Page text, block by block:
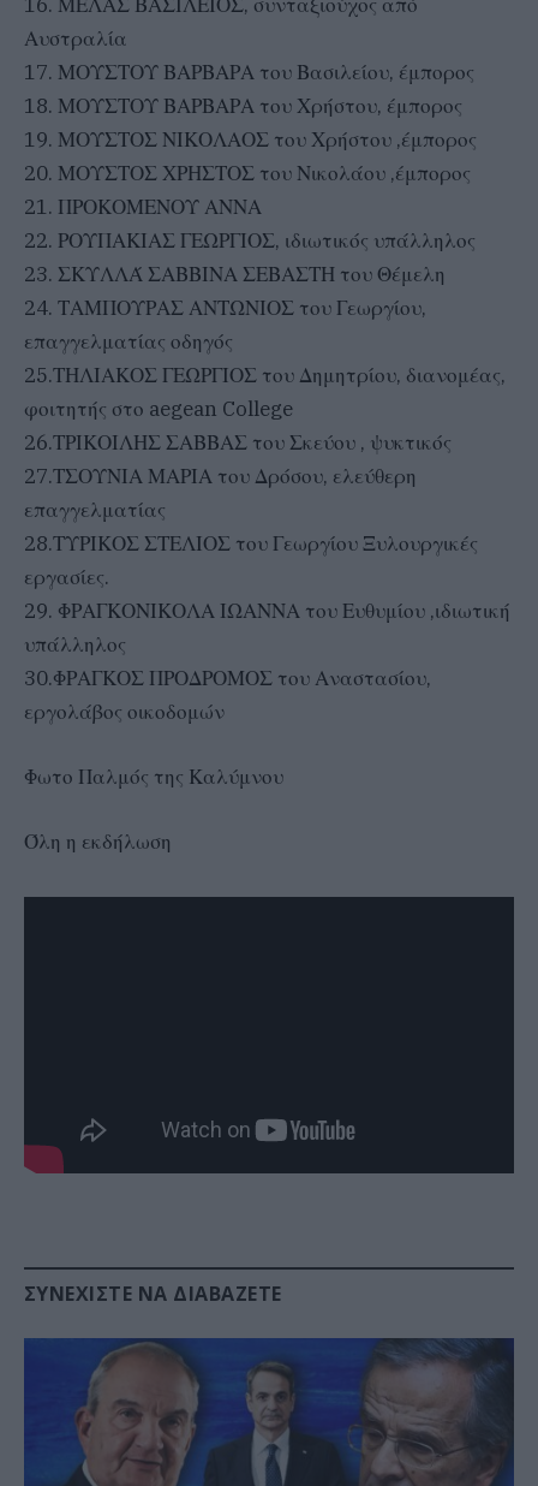
Αυστραλία
17. ΜΟΥΣΤΟΥ ΒΑΡΒΑΡΑ του Βασιλείου, έμπορος
18. ΜΟΥΣΤΟΥ ΒΑΡΒΑΡΑ του Χρήστου, έμπορος
19. ΜΟΥΣΤΟΣ ΝΙΚΟΛΑΟΣ του Χρήστου ,έμπορος
20. ΜΟΥΣΤΟΣ ΧΡΗΣΤΟΣ του Νικολάου ,έμπορος
21. ΠΡΟΚΟΜΕΝΟΥ ΑΝΝΑ
22. ΡΟΥΠΑΚΙΑΣ ΓΕΩΡΓΙΟΣ, ιδιωτικός υπάλληλος
23. ΣΚΥΛΛΆ ΣΑΒΒΙΝΑ ΣΕΒΑΣΤΗ του Θέμελη
24. ΤΑΜΠΟΥΡΑΣ ΑΝΤΩΝΙΟΣ του Γεωργίου,
επαγγελματίας οδηγός
25.ΤΗΛΙΑΚΟΣ ΓΕΩΡΓΙΟΣ του Δημητρίου, διανομέας,
φοιτητής στο aegean College
26.ΤΡΙΚΟΙΛΗΣ ΣΑΒΒΑΣ του Σκεύου , ψυκτικός
27.ΤΣΟΥΝΙΑ ΜΑΡΙΑ του Δρόσου, ελεύθερη
επαγγελματίας
28.ΤΥΡΙΚΟΣ ΣΤΕΛΙΟΣ του Γεωργίου Ξυλουργικές
εργασίες.
29. ΦΡΑΓΚΟΝΙΚΟΛΑ ΙΩΑΝΝΑ του Ευθυμίου ,ιδιωτική
υπάλληλος
30.ΦΡΑΓΚΟΣ ΠΡΟΔΡΟΜΟΣ του Αναστασίου,
εργολάβος οικοδομών
Φωτο Παλμός της Καλύμνου
Όλη η εκδήλωση
ΣΥΝΕΧΊΣΤΕ ΝΑ ΔΙΑΒΆΖΕΤΕ